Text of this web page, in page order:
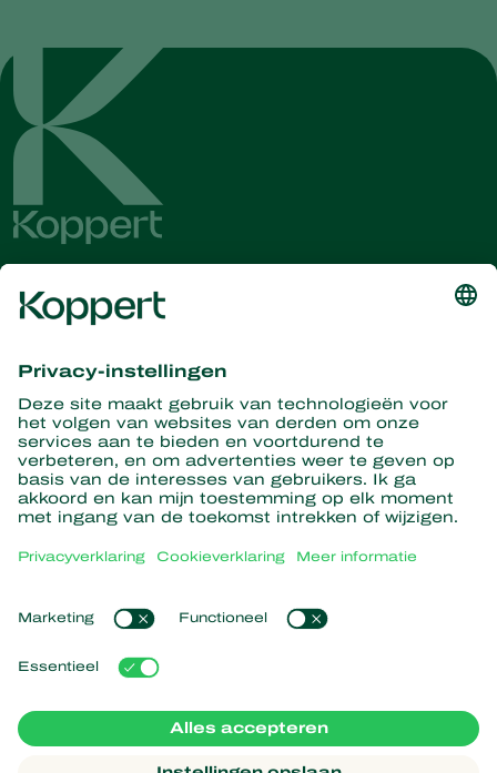
Ontvang het laatste nieuws en
informatie
Hier aanmelden
Partners with Nature
Roofmijten
Roofinsecten
Nuttige nematoden
Nuttige micro-organismen
Gewasbescherming
Over Koppert
Nieuws en informatie
Duurzaamheid
Werken bij Koppert
Contact
Populaire links
Ervaringen van klanten
Koppert One
Koppert Global
Cookies beheren